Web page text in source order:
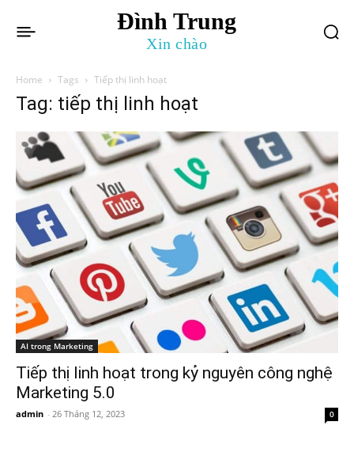
Đình Trung
Xin chào
Home Tags Tiếp thị linh hoạt
Tag: tiếp thị linh hoạt
AI trong Marketing
Tiếp thị linh hoạt trong kỷ nguyên công nghệ
Marketing 5.0
admin - 26 Tháng 12, 2023 0